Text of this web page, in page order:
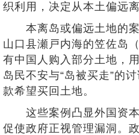
织利用，决定从本土偏远
本离岛或偏远土地的案
山口县瀬戸内海的笠佐岛
有中国人购入部分土地，
岛民不安与“岛被买走”的
款希望买回土地。
这些案例凸显外国资本
促使政府正视管理漏洞。